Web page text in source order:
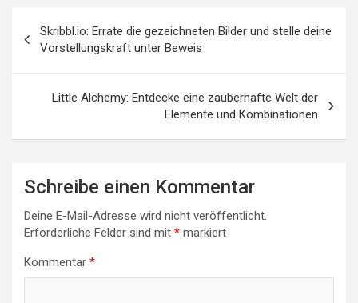
Skribbl.io: Errate die gezeichneten Bilder und stelle deine
Vorstellungskraft unter Beweis
Little Alchemy: Entdecke eine zauberhafte Welt der
Elemente und Kombinationen
Schreibe einen Kommentar
Deine E-Mail-Adresse wird nicht veröffentlicht.
Erforderliche Felder sind mit * markiert
Kommentar *